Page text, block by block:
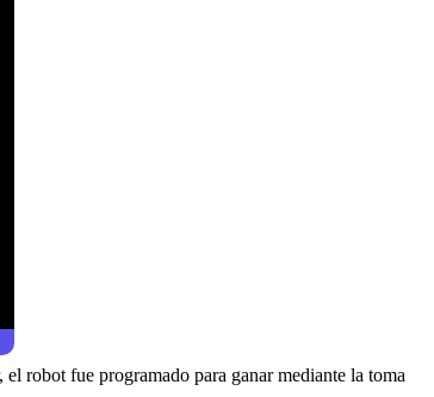
robot fue programado para ganar mediante la toma